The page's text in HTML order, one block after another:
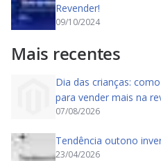
Revender!
09/10/2024
Mais recentes
Dia das crianças:
para vender mais na
07/08/2026
Tendência outono
23/04/2026